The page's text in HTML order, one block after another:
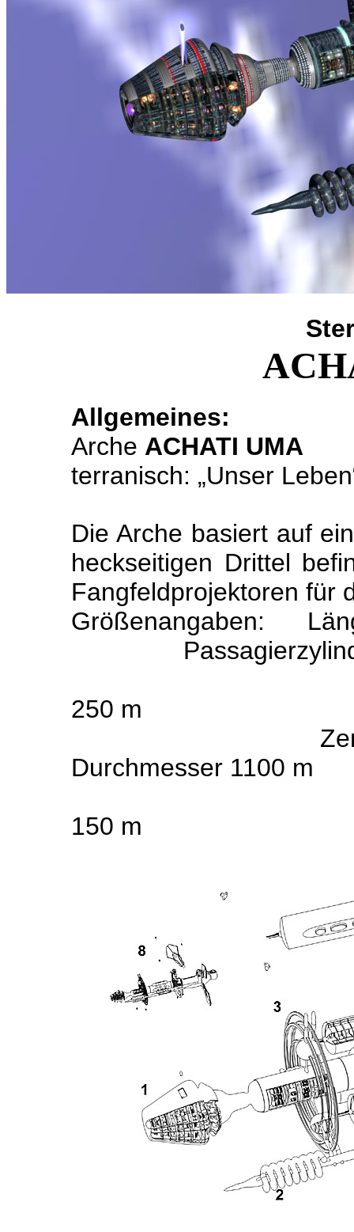
Allgemeines:
Arche ACHATI UMA
terranisch: „Unser
Die Arche basiert auf
heckseitigen Drittel
Fangfeldprojektoren für
Größenangaben:
250 m
Durchmesser 1100 m
150 m